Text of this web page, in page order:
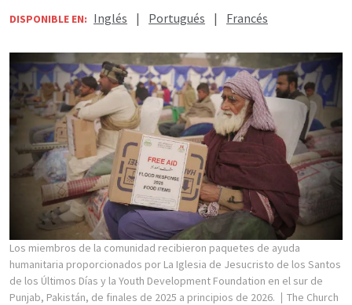
DISPONIBLE EN: Inglés | Portugués | Francés
Los miembros de la comunidad recibieron paquetes de ayuda
humanitaria proporcionados por La Iglesia de Jesucristo de los Santos
de los Últimos Días y la Youth Development Foundation en el sur de
Punjab, Pakistán, de finales de 2025 a principios de 2026.
The Church